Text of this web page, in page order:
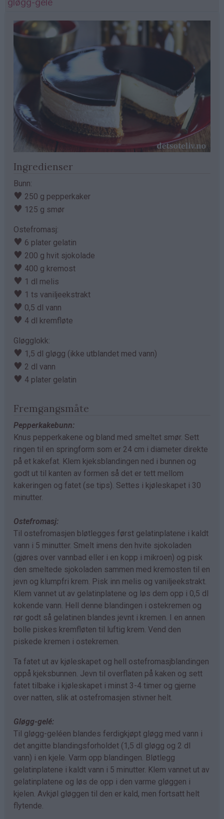
gløgg-gelé
Ingredienser
Bunn:
♥ 250 g pepperkaker
♥ 125 g smør
Ostefromasj:
♥ 6 plater gelatin
♥ 200 g hvit sjokolade
♥ 400 g kremost
♥ 1 dl melis
♥ 1 ts vaniljeekstrakt
♥ 0,5 dl vann
♥ 4 dl kremfløte
Gløgglokk:
♥ 1,5 dl gløgg (ikke utblandet med vann)
♥ 2 dl vann
♥ 4 plater gelatin
Fremgangsmåte
Pepperkakebunn:
Knus pepperkakene og bland med smeltet smør. Sett
ringen til en springform som er 24 cm i diameter direkte
på et kakefat. Klem kjeksblandingen ned i bunnen og
godt ut til kanten av formen så det er tett mellom
kakeringen og fatet (se tips). Settes i kjøleskapet i 30
minutter.
Ostefromasj:
Til ostefromasjen bløtlegges først gelatinplatene i kaldt
vann i 5 minutter. Smelt imens den hvite sjokoladen
(gjøres over vannbad eller i en kopp i mikroen) og pisk
den smeltede sjokoladen sammen med kremosten til en
jevn og klumpfri krem. Pisk inn melis og vaniljeekstrakt.
Klem vannet ut av gelatinplatene og løs dem opp i 0,5 dl
kokende vann. Hell denne blandingen i ostekremen og
rør godt så gelatinen blandes jevnt i kremen. I en annen
bolle piskes kremfløten til luftig krem. Vend den
piskede kremen i ostekremen.
Ta fatet ut av kjøleskapet og hell ostefromasjblandingen
oppå kjeksbunnen. Jevn til overflaten på kaken og sett
fatet tilbake i kjøleskapet i minst 3-4 timer og gjerne
over natten, slik at ostefromasjen stivner helt.
Gløgg-gelé:
Til gløgg-geléen blandes ferdigkjøpt gløgg med vann i
det angitte blandingsforholdet (1,5 dl gløgg og 2 dl
vann) i en kjele. Varm opp blandingen. Bløtlegg
gelatinplatene i kaldt vann i 5 minutter. Klem vannet ut av
gelatinplatene og løs de opp i den varme gløggen i
kjelen. Avkjøl gløggen til den er kald, men fortsatt helt
flytende.